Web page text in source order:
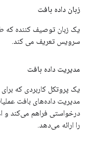
زبان داده بافت
یک زبان توصیف کننده که
سرویس تعریف می کند.
مدیریت داده بافت
یک پروتکل کاربردی که برای
مدیریت داده‌های بافت
درخواستی فراهم می‌کند و
را ارائه می‌دهد.